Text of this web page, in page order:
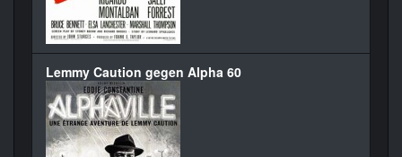
Lemmy Caution gegen Alpha 60